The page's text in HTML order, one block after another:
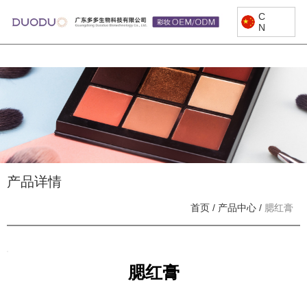
C
N
产品详情
首页 / 产品中心 / 腮红膏
腮红膏